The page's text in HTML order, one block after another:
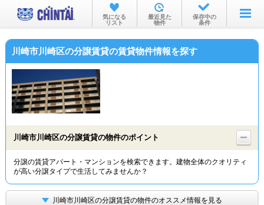
お部屋を探す
沿線・駅から
物件特集から
TOP
気になる
リスト
最近見た
物件
保存中の
条件
川崎市川崎区の分譲賃貸の賃貸物件情報を探す
川崎市川崎区の分譲賃貸の物件のポイント
分譲の賃貸アパート・マンションを検索できます。建物全体のクオリティ
が高い分譲タイプで生活してみませんか？
川崎市川崎区の分譲賃貸の物件のオススメ情報を見る